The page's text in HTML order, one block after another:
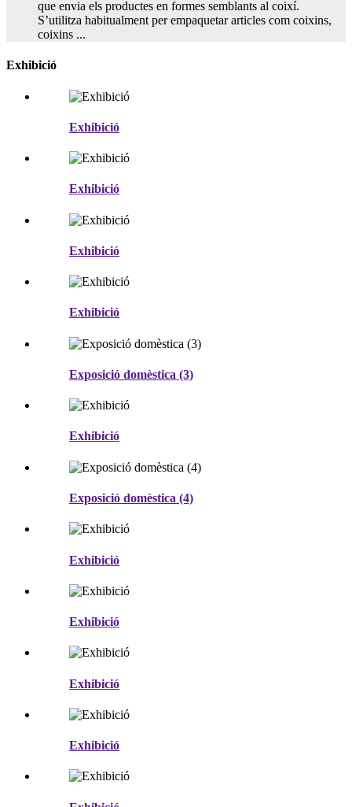
que envia els productes en formes semblants al coixí.
S’utilitza habitualment per empaquetar articles com coixins,
coixins ...
Exhibició
Exhibició
Exhibició
Exhibició
Exhibició
Exposició domèstica (3)
Exhibició
Exposició domèstica (4)
Exhibició
Exhibició
Exhibició
Exhibició